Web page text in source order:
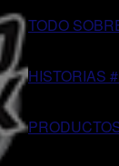
TODO
HISTORIAS